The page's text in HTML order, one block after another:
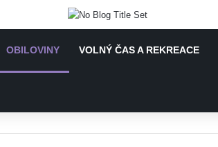
OBILOVINY VOLNÝ ČAS A REKREACE